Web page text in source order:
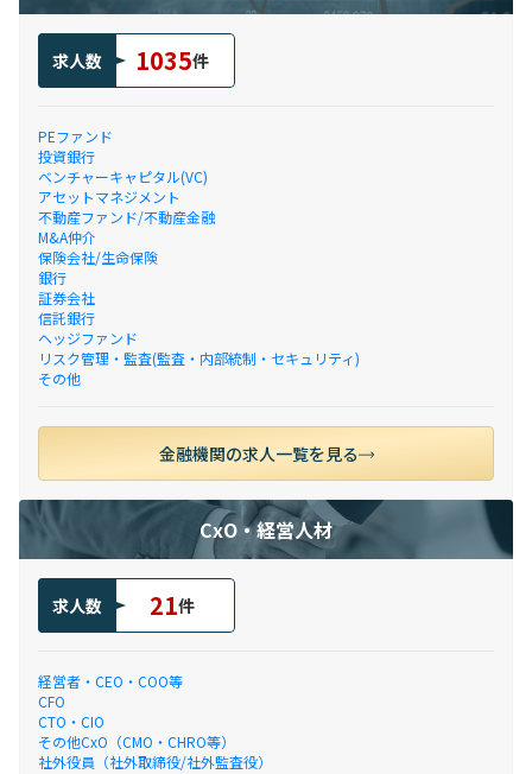
求人数 1035件
PEファンド
投資銀行
ベンチャーキャピタル(VC)
アセットマネジメント
不動産ファンド/不動産金融
M&A仲介
保険会社/生命保険
銀行
証券会社
信託銀行
ヘッジファンド
リスク管理・監査(監査・内部統制・セキュリティ)
その他
金融機関の求人一覧を見る
CxO・経営人材
求人数 21件
経営者・CEO・COO等
CFO
CTO・CIO
その他CxO（CMO・CHRO等）
社外役員（社外取締役/社外監査役）